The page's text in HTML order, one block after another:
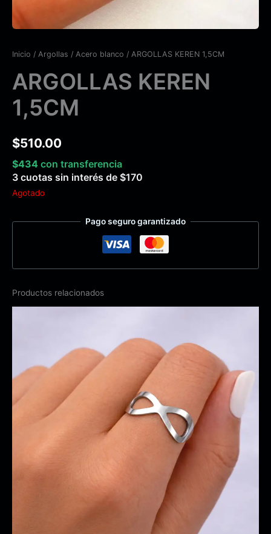
Inicio / Argollas / Acero blanco / ARGOLLAS KEREN 1,5CM
ARGOLLAS KEREN
1,5CM
$510.00
$434 con transferencia
3 cuotas sin interés de $170
Agotado
Pago seguro garantizado
Productos relacionados